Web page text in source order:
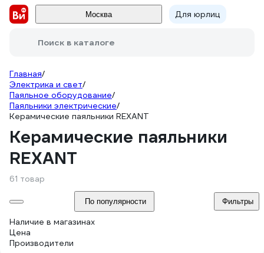
Москва Для юрлиц
Поиск в каталоге
Главная/
Электрика и свет/
Паяльное оборудование/
Паяльники электрические/
Керамические паяльники REXANT
Керамические паяльники
REXANT
61 товар
По популярности Фильтры
Наличие в магазинах
Цена
Производители